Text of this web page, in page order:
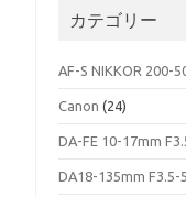
イカテゴリー
AF-S NIKKOR 200-
Canon (24)
DA-FE 10-17mm
DA18-135mm F3.5-